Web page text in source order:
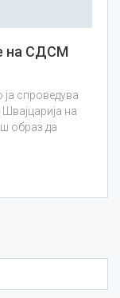
на СДСМ
ја спроведува
на
образ да